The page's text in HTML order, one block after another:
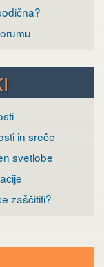
in sreče
svetlobe
zaščititi?